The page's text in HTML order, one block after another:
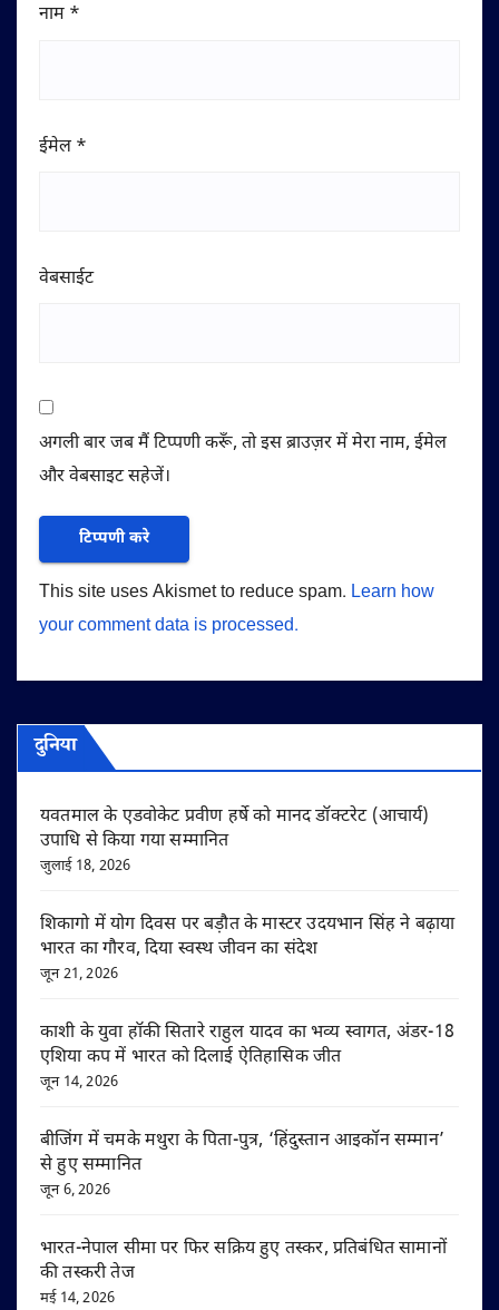
नाम *
ईमेल *
वेबसाईट
अगली बार जब मैं टिप्पणी करूँ, तो इस ब्राउज़र में मेरा नाम, ईमेल
और वेबसाइट सहेजें।
This site uses Akismet to reduce spam. Learn how
your comment data is processed.
दुनिया
यवतमाल के एडवोकेट प्रवीण हर्षे को मानद डॉक्टरेट (आचार्य)
उपाधि से किया गया सम्मानित
जुलाई 18, 2026
शिकागो में योग दिवस पर बड़ौत के मास्टर उदयभान सिंह ने बढ़ाया
भारत का गौरव, दिया स्वस्थ जीवन का संदेश
जून 21, 2026
काशी के युवा हॉकी सितारे राहुल यादव का भव्य स्वागत, अंडर-18
एशिया कप में भारत को दिलाई ऐतिहासिक जीत
जून 14, 2026
बीजिंग में चमके मथुरा के पिता-पुत्र, ‘हिंदुस्तान आइकॉन सम्मान’
से हुए सम्मानित
जून 6, 2026
भारत-नेपाल सीमा पर फिर सक्रिय हुए तस्कर, प्रतिबंधित सामानों
की तस्करी तेज
मई 14, 2026